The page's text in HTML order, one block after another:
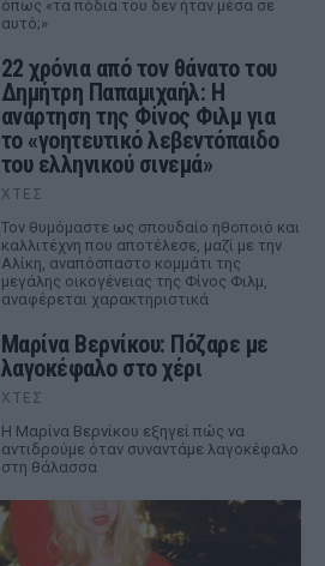
όπως «τα πόδια του δεν ήταν μέσα σε
αυτό;»
22 χρόνια από τον θάνατο του
Δημήτρη Παπαμιχαήλ: Η
ανάρτηση της Φίνος Φιλμ για
το «γοητευτικό λεβεντόπαιδο
του ελληνικού σινεμά»
ΧΤΕΣ
Τον θυμόμαστε ως σπουδαίο ηθοποιό και
καλλιτέχνη που αποτέλεσε, μαζί με την
Αλίκη, αναπόσπαστο κομμάτι της
μεγάλης οικογένειας της Φίνος Φιλμ,
αναφέρεται χαρακτηριστικά
Μαρίνα Βερνίκου: Πόζαρε με
λαγοκέφαλο στο χέρι
ΧΤΕΣ
Η Μαρίνα Βερνίκου εξηγεί πώς να
αντιδρούμε όταν συναντάμε λαγοκέφαλο
στη θάλασσα